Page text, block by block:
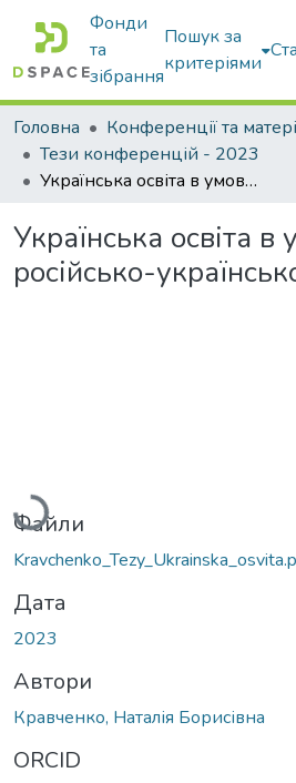
Фонди
та
зібрання
Пошук за
критеріями
Головна
Тези конференцій - 2023
Українська освіта в умовах російсько-української війни
Українська освіта в
російсько-
Вантажиться...
Файли
Дата
2023
Автори
Кравченко, Наталія Борисівна
ORCID